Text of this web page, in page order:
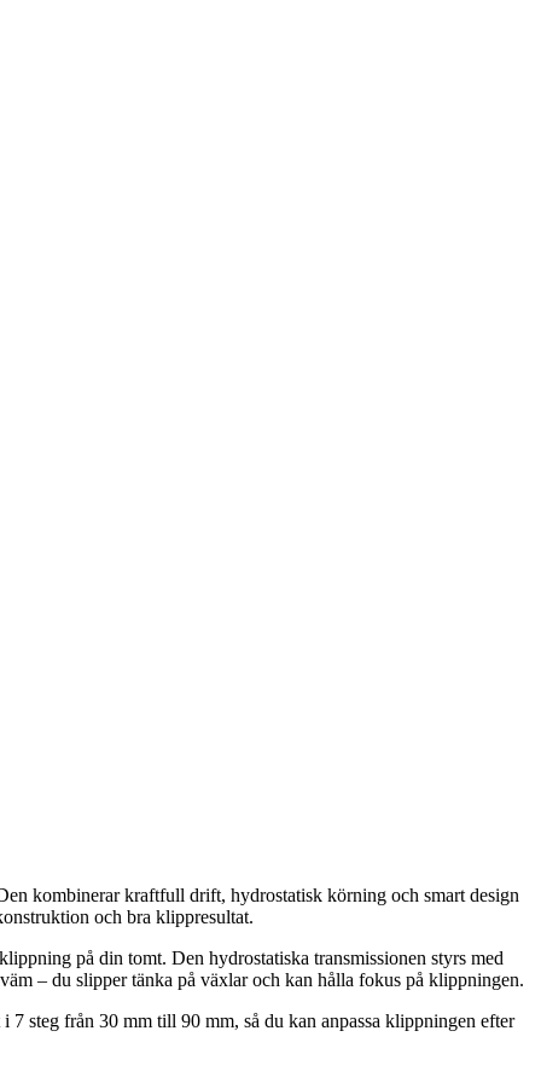
kombinerar kraftfull drift, hydrostatisk körning och smart design
och bra klippresultat.
på din tomt. Den hydrostatiska transmissionen styrs med
– du slipper tänka på växlar och kan hålla fokus på klippningen.
steg från 30 mm till 90 mm, så du kan anpassa klippningen efter